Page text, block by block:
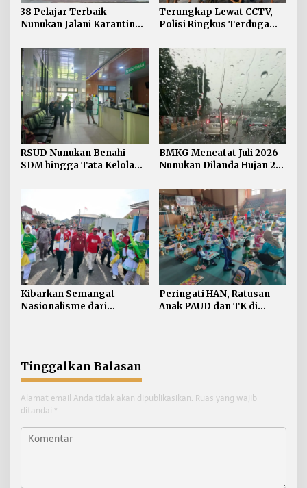
38 Pelajar Terbaik
Nunukan Jalani Karantina,
di HUT RI ke-81
Terungkap Lewat CCTV,
Polisi Ringkus Terduga
Nunukan
RSUD Nunukan Benahi
SDM hingga Tata Kelola
BMKG Mencatat Juli 2026
Nunukan Dilanda Hujan 23
Kibarkan Semangat
Nasionalisme dari
Peringati HAN, Ratusan
Anak PAUD dan TK di
Tinggalkan Balasan
Alamat email Anda tidak akan dipublikasikan. Ruas yang wajib
ditandai *